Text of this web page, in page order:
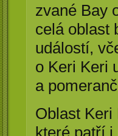
zvané Bay
celá oblast
událostí,
o Keri Keri
a
Oblast
které patří i